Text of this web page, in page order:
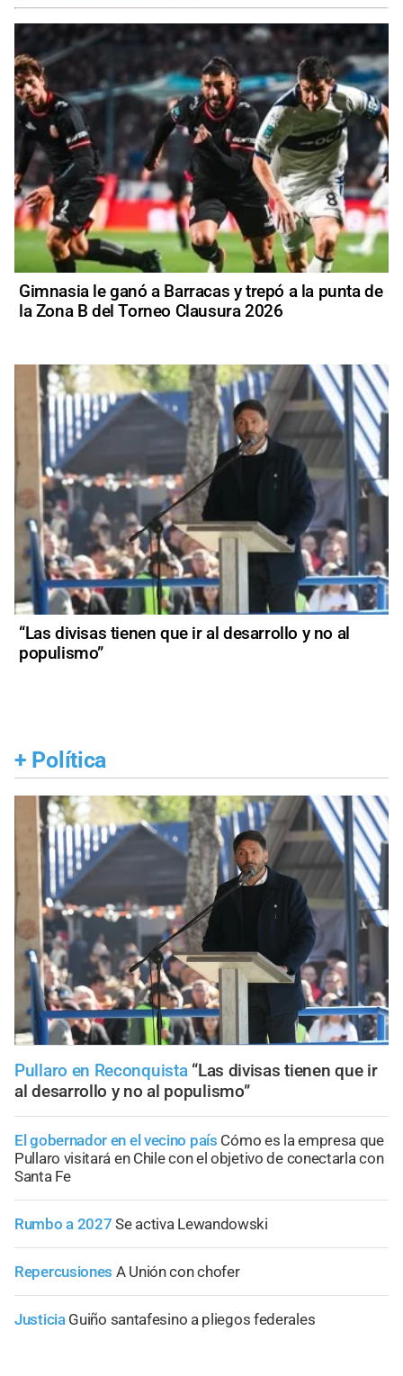
Gimnasia le ganó a Barracas y trepó a la punta de
la Zona B del Torneo Clausura 2026
“Las divisas tienen que ir al desarrollo y no al
populismo”
+ Política
Pullaro en Reconquista “Las divisas tienen que ir
al desarrollo y no al populismo”
El gobernador en el vecino país Cómo es la empresa que
Pullaro visitará en Chile con el objetivo de conectarla con
Santa Fe
Rumbo a 2027 Se activa Lewandowski
Repercusiones A Unión con chofer
Justicia Guiño santafesino a pliegos federales